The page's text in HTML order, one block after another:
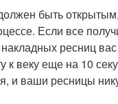
быть
Если все
ресниц вас
к веку еще на 10
и ваши ресницы